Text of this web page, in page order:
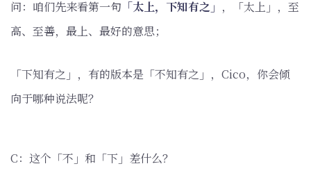
问：咱们先来看第一句 「太上，下知有之」 ，「太上」，至
高、至善，最上、最好的意思；
「下知有之」，有的版本是「不知有之」，Cico，你会倾
向于哪种说法呢？
C：这个「不」和「下」差什么？